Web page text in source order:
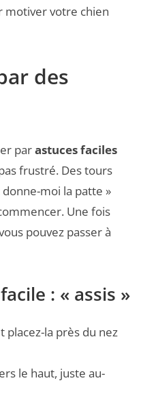
motiver votre chien
des
parastuces faciles
frustré. Des tours
donne-moi la patte »
Une fois
pouvez passer à
: « assis »
placez-la près du nez
le haut, juste au-